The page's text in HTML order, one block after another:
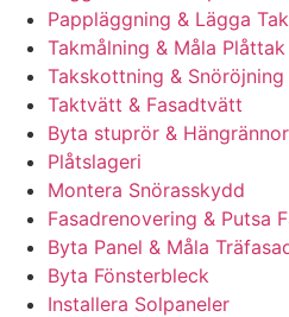
Pappläggning & Lägga
Takmålning & Måla Plåttak
Takskottning & Snöröjning
Taktvätt & Fasadtvätt
Byta stuprör & Hängrännor
Plåtslageri
Montera Snörasskydd
Fasadrenovering & Putsa
Byta Panel & Måla
Byta Fönsterbleck
Installera Solpaneler